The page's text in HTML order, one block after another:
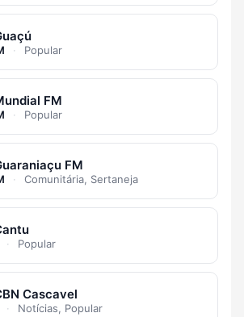
· Popular
FM
· Popular
FM
· Comunitária, Sertaneja
· Popular
Cascavel
· Notícias, Popular